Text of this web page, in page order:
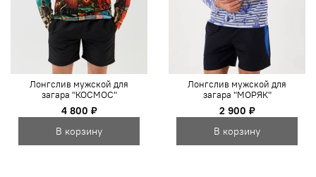
Лонгслив мужской для
загара "КОСМОС"
4 800 ₽
В корзину
Лонгслив мужской для
загара "МОРЯК"
2 900 ₽
В корзину